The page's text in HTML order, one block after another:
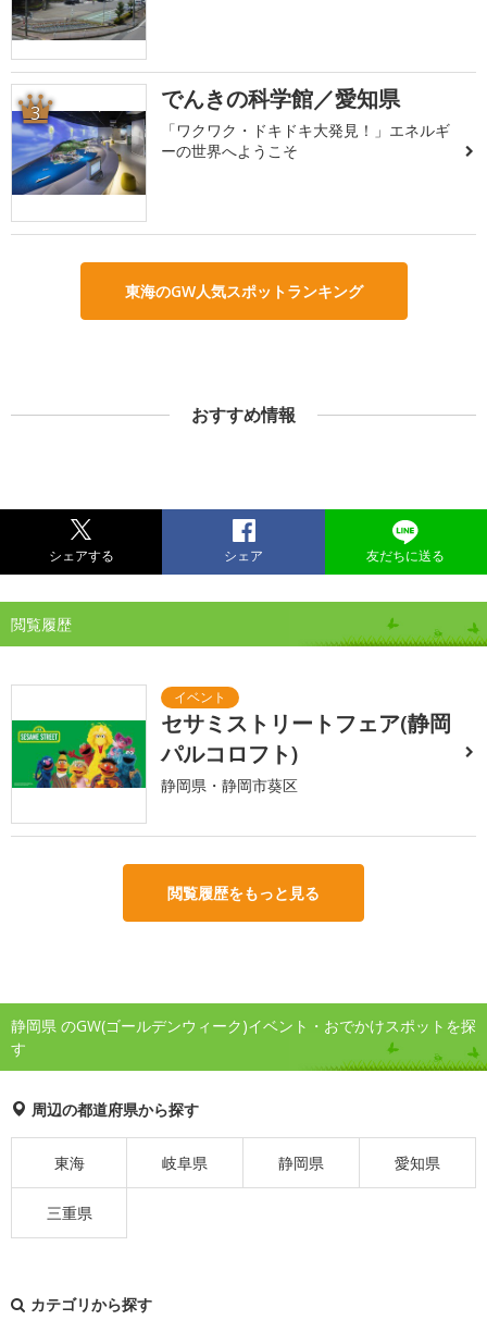
3 でんきの科学館／愛知県
「ワクワク・ドキドキ大発見！」エネルギ
ーの世界へようこそ
東海のGW人気スポットランキング
おすすめ情報
シェアする シェア 友だちに送る
閲覧履歴
セサミストリートフェア(静岡
パルコロフト)
静岡県・静岡市葵区
閲覧履歴をもっと見る
静岡県 のGW(ゴールデンウィーク)イベント・おでかけスポットを探
す
周辺の都道府県から探す
東海 岐阜県 静岡県 愛知県
三重県
カテゴリから探す